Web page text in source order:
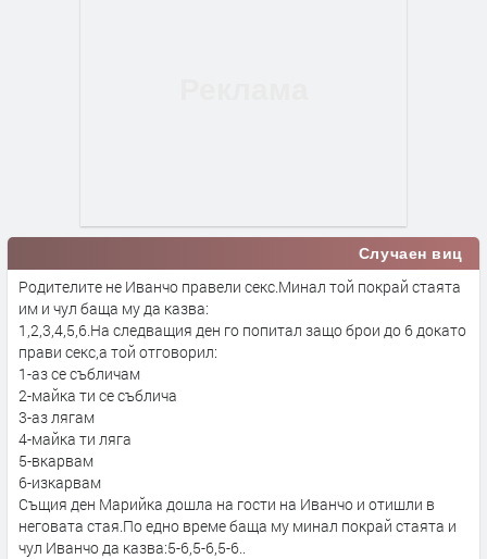
Случаен виц
Родителите не Иванчо правели секс.Минал той покрай стаята
им и чул баща му да казва:
1,2,3,4,5,6.На следващия ден го попитал защо брои до 6 докато
прави секс,а той отговорил:
1-аз се събличам
2-майка ти се съблича
3-аз лягам
4-майка ти ляга
5-вкарвам
6-изкарвам
Същия ден Марийка дошла на гости на Иванчо и отишли в
неговата стая.По едно време баща му минал покрай стаята и
чул Иванчо да казва:5-6,5-6,5-6..